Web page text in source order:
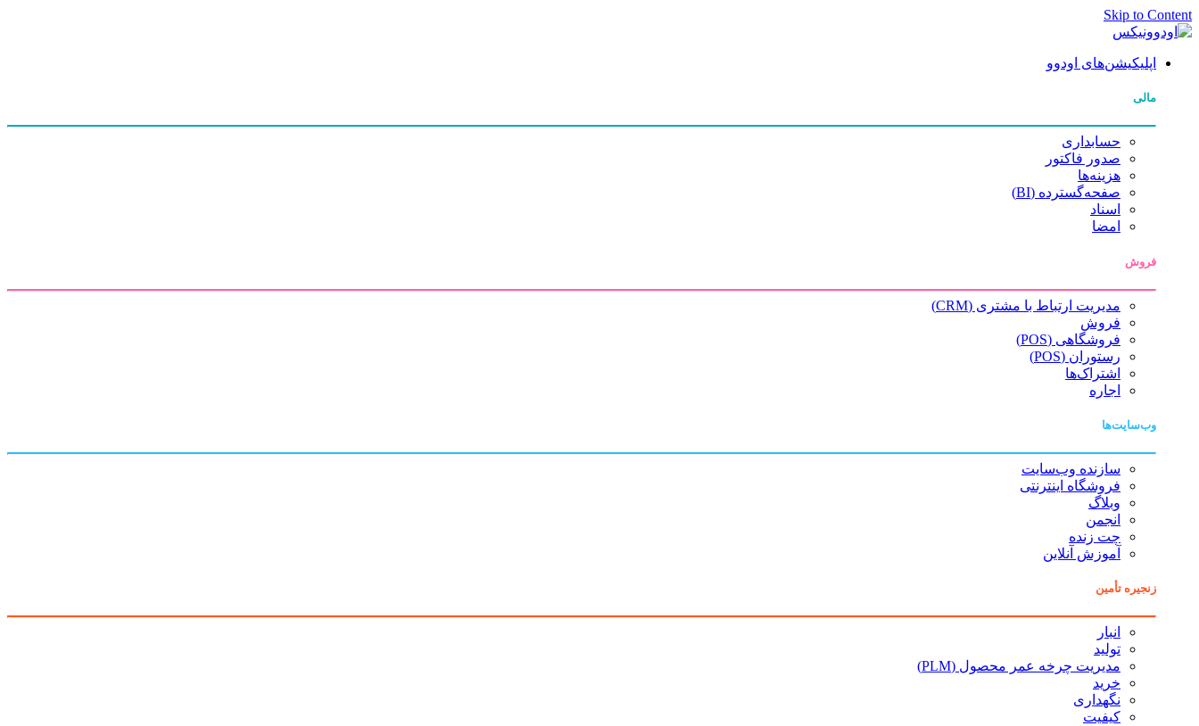
Skip to Content
اپلیکیشن‌های اودوو
مالی
حسابداری
صدور فاکتور
هزینه‌ها
صفحه‌گسترده (BI)
اسناد
امضا
فروش
مدیریت ارتباط با مشتری (CRM)
فروش
فروشگاهی (POS)
رستوران (POS)
اشتراک‌ها
اجاره
وب‌سایت‌ها
سازنده وب‌سایت
فروشگاه اینترنتی
وبلاگ
انجمن
چت زنده
آموزش آنلاین
زنجیره تأمین
انبار
تولید
مدیریت چرخه عمر محصول (PLM)
خرید
نگهداری
کیفیت